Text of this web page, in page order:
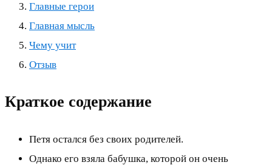
Главные герои
Главная мысль
Чему учит
Отзыв
Краткое содержание
Петя остался без своих родителей.
Однако его взяла бабушка, которой он очень